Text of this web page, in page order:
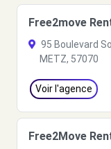
Free2move
95 Boulevard
METZ, 57070
Voir l'agence
Free2Move